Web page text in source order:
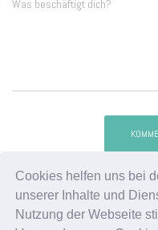
Cookies helfen uns bei
unserer Inhalte und
Nutzung der Webseite
Was beschäftigt dich?